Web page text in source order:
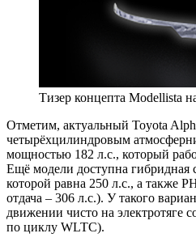
Тизер концепта Modellista
Отметим, актуальный Toyota
четырёхцилиндровым
мощностью 182 л.с., который
Ещё модели доступна гибридная
которой равна 250 л.с., а также
отдача – 306 л.с.). У такого
движении чисто на электротяге
по циклу WLTC).